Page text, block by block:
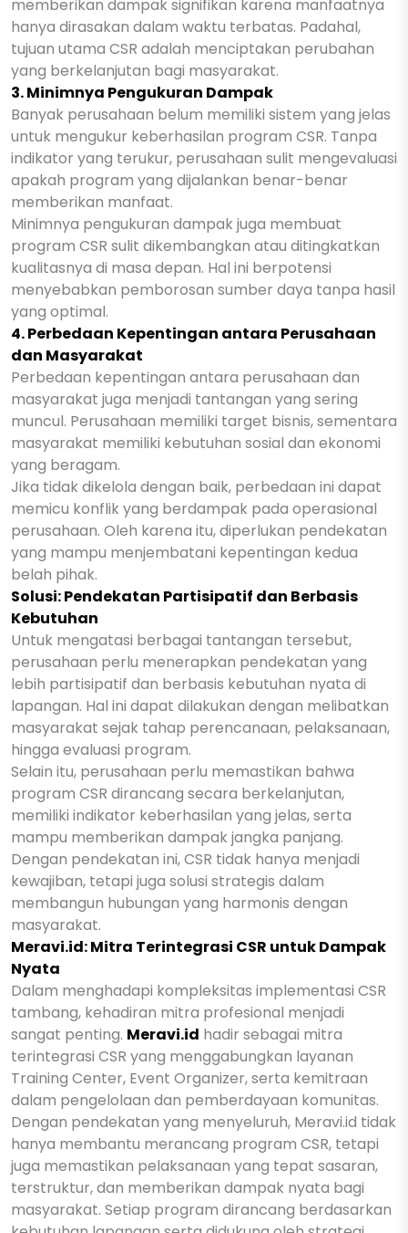
memberikan dampak signifikan karena manfaatnya
hanya dirasakan dalam waktu terbatas. Padahal,
tujuan utama CSR adalah menciptakan perubahan
yang berkelanjutan bagi masyarakat.
3. Minimnya Pengukuran Dampak
Banyak perusahaan belum memiliki sistem yang jelas
untuk mengukur keberhasilan program CSR. Tanpa
indikator yang terukur, perusahaan sulit mengevaluasi
apakah program yang dijalankan benar-benar
memberikan manfaat.
Minimnya pengukuran dampak juga membuat
program CSR sulit dikembangkan atau ditingkatkan
kualitasnya di masa depan. Hal ini berpotensi
menyebabkan pemborosan sumber daya tanpa hasil
yang optimal.
4. Perbedaan Kepentingan antara Perusahaan
dan Masyarakat
Perbedaan kepentingan antara perusahaan dan
masyarakat juga menjadi tantangan yang sering
muncul. Perusahaan memiliki target bisnis, sementara
masyarakat memiliki kebutuhan sosial dan ekonomi
yang beragam.
Jika tidak dikelola dengan baik, perbedaan ini dapat
memicu konflik yang berdampak pada operasional
perusahaan. Oleh karena itu, diperlukan pendekatan
yang mampu menjembatani kepentingan kedua
belah pihak.
Solusi: Pendekatan Partisipatif dan Berbasis
Kebutuhan
Untuk mengatasi berbagai tantangan tersebut,
perusahaan perlu menerapkan pendekatan yang
lebih partisipatif dan berbasis kebutuhan nyata di
lapangan. Hal ini dapat dilakukan dengan melibatkan
masyarakat sejak tahap perencanaan, pelaksanaan,
hingga evaluasi program.
Selain itu, perusahaan perlu memastikan bahwa
program CSR dirancang secara berkelanjutan,
memiliki indikator keberhasilan yang jelas, serta
mampu memberikan dampak jangka panjang.
Dengan pendekatan ini, CSR tidak hanya menjadi
kewajiban, tetapi juga solusi strategis dalam
membangun hubungan yang harmonis dengan
masyarakat.
Meravi.id: Mitra Terintegrasi CSR untuk Dampak
Nyata
Dalam menghadapi kompleksitas implementasi CSR
tambang, kehadiran mitra profesional menjadi
sangat penting. Meravi.id hadir sebagai mitra
terintegrasi CSR yang menggabungkan layanan
Training Center, Event Organizer, serta kemitraan
dalam pengelolaan dan pemberdayaan komunitas.
Dengan pendekatan yang menyeluruh, Meravi.id tidak
hanya membantu merancang program CSR, tetapi
juga memastikan pelaksanaan yang tepat sasaran,
terstruktur, dan memberikan dampak nyata bagi
masyarakat. Setiap program dirancang berdasarkan